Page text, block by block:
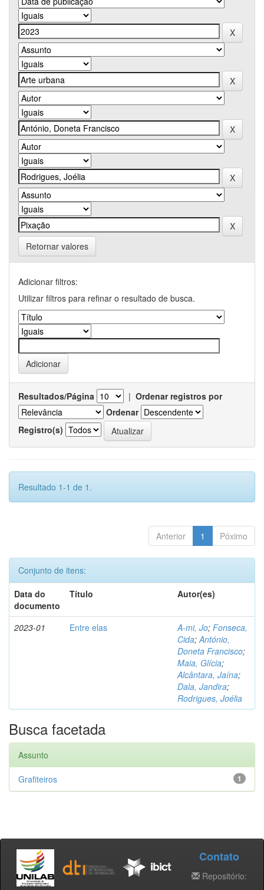
Retornar valores
Adicionar filtros:
Utilizar filtros para refinar o resultado de busca.
Resultados/Página | Ordenar registros por
Ordenar
Registro(s)
Resultado 1-1 de 1.
Anterior 1 Póximo
Conjunto de itens:
Data do
documento
Título Autor(es)
2023-01 Entre elas A-mi, Jo; Fonseca,
Cida;António,
Doneta Francisco;
Maia, Glícia;
Alcântara, Jaína;
Dala, Jandira;
Rodrigues, Joélia
Busca facetada
Assunto
1
Grafiteiros
Contato
Repositório: